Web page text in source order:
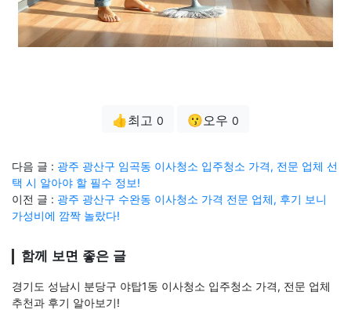
👍최고 0 😗오우 0
다음 글 : 광주 광산구 임곡동 이사청소 입주청소 가격, 전문 업체 선
택 시 알아야 할 필수 정보!
이전 글 : 광주 광산구 수완동 이사청소 가격 전문 업체, 후기 보니
가성비에 깜짝 놀랐다!
함께 보면 좋은 글
경기도 성남시 분당구 야탑1동 이사청소 입주청소 가격, 전문 업체
추천과 후기 알아보기!